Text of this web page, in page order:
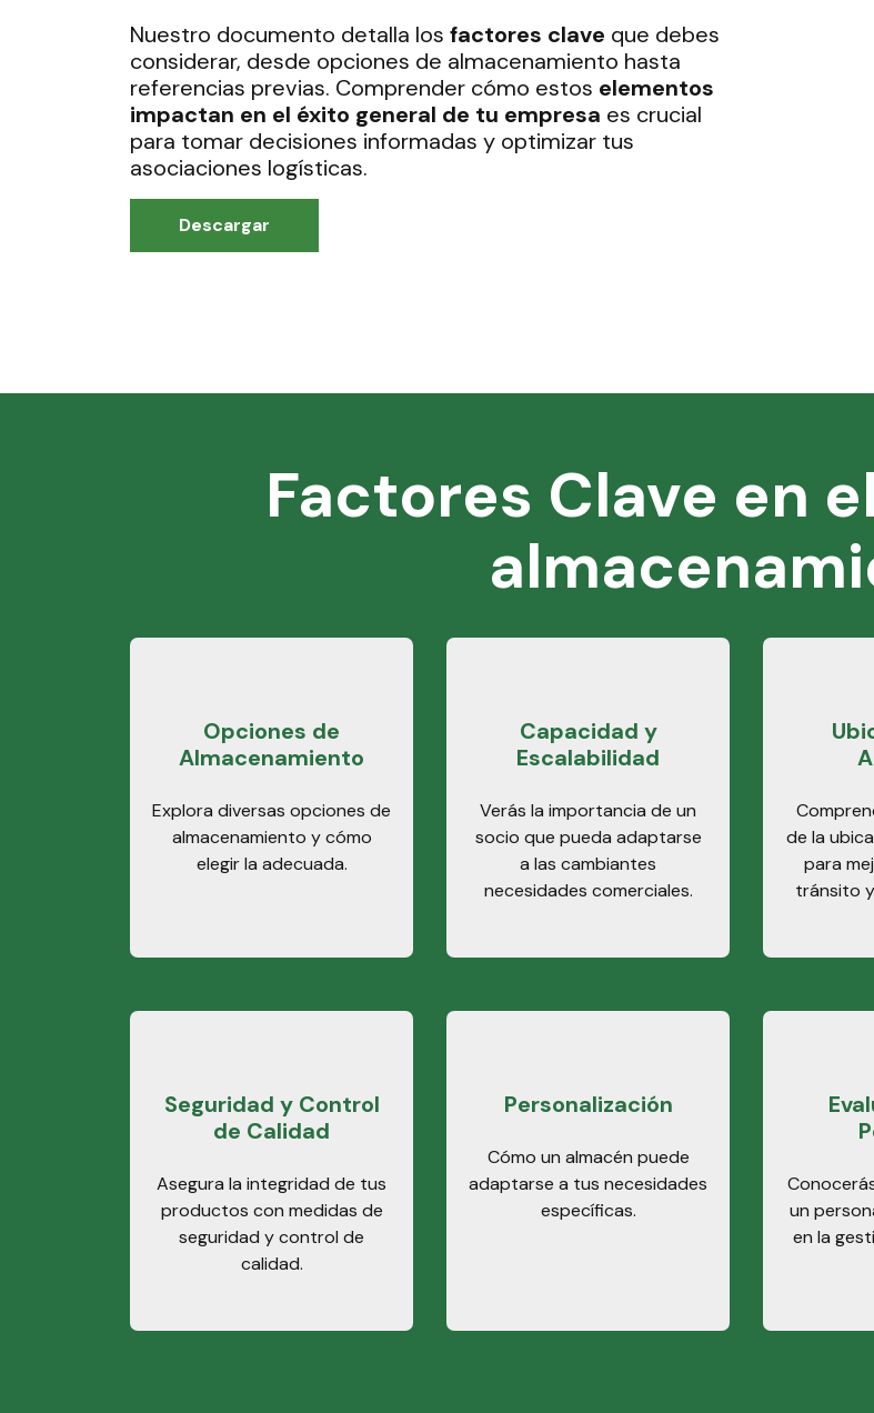
Nuestro documento detalla los factores clave que debes
considerar, desde opciones de almacenamiento hasta
referencias previas. Comprender cómo estos elementos
impactan en el éxito general de tu empresa es crucial
para tomar decisiones informadas y optimizar tus
asociaciones logísticas.
Descargar
Factores Clave en
Opciones de
Almacenamiento
Explora diversas opciones de
almacenamiento y cómo
elegir la adecuada.
Capacidad y
Escalabilidad
Verás la importancia de un
socio que pueda adaptarse
a las cambiantes
necesidades comerciales.
de la
para
tránsito
Seguridad y Control
de Calidad
Asegura la integridad de tus
productos con medidas de
seguridad y control de
calidad.
Personalización
Cómo un almacén puede
adaptarse a tus necesidades
específicas.
un
en la